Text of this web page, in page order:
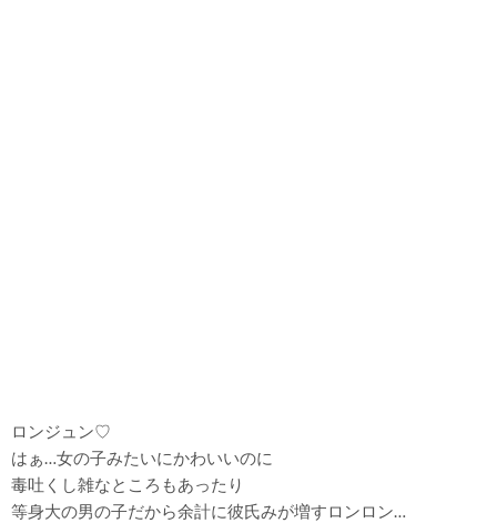
ロンジュン♡
はぁ…女の子みたいにかわいいのに
毒吐くし雑なところもあったり
等身大の男の子だから余計に彼氏みが増すロンロン…